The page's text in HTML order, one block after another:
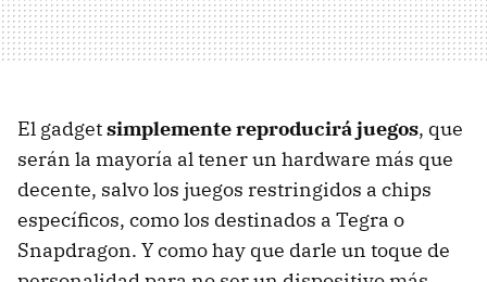
El gadgetsimplemente reproducirá juegos, que
serán la mayoría al tener un hardware más que
decente, salvo los juegos restringidos a chips
específicos, como los destinados a Tegra o
Snapdragon. Y como hay que darle un toque de